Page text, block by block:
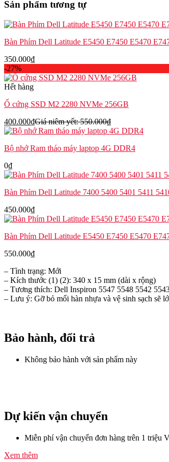
Dell
5547
5542
5545
P39F
số
Sản phẩm tương tự
Bàn Phím Dell Latitude E5450 E7450 E5470
350.000₫
-27%
Hết hàng
Ổ cứng SSD M2 2280 NVMe 256GB
400.000₫Giá niêm yết:550.000₫
Bộ nhớ Ram tháo máy laptop 4G DDR4
0₫
Bàn Phím Dell Latitude 7400 5400 5401 5411
450.000₫
Bàn Phím Dell Latitude E5450 E7450 E5470
550.000₫
– Tình trạng: Mới
– Kích thước (1) (2): 340 x 15 mm (dài x rộng)
– Tương thích: Dell Inspiron 5547 5548 5542
– Lưu ý: Gỡ bỏ mối hàn nhựa và vệ sinh sạch sẽ
Bảo hành, đổi trả
Không bảo hành với sản phẩm này
Dự kiến vận chuyển
Miễn phí vận chuyển đơn hàng trên 1 triệu
Xem thêm